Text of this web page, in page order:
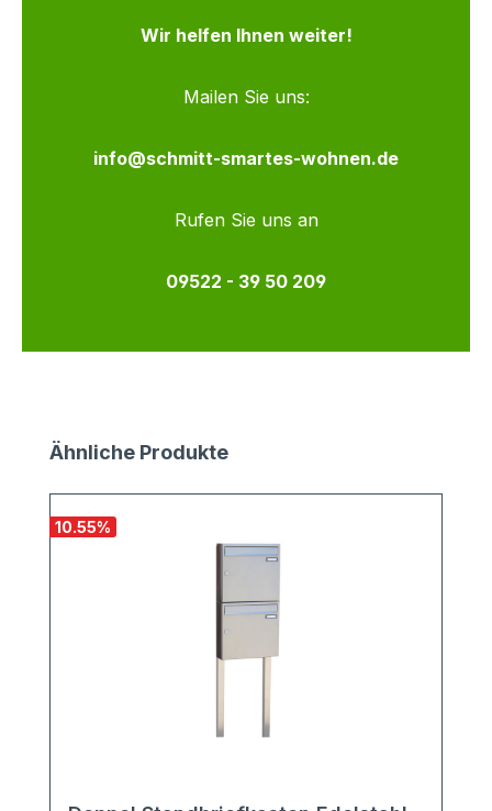
Wir helfen Ihnen weiter!
Mailen Sie uns:
info@schmitt-smartes-wohnen.de
Rufen Sie uns an
09522 - 39 50 209
Produktgalerie überspringen
Ähnliche Produkte
10.55%